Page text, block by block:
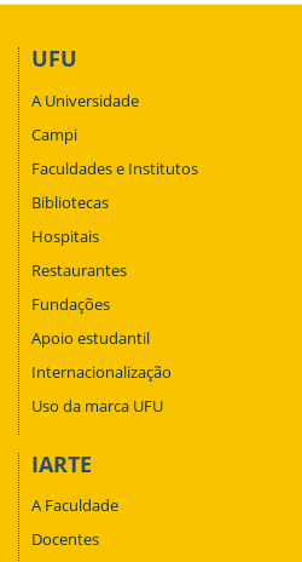
UFU
A Universidade
Campi
Faculdades e Institutos
Bibliotecas
Hospitais
Restaurantes
Fundações
Apoio estudantil
Internacionalização
Uso da marca UFU
IARTE
A Faculdade
Docentes